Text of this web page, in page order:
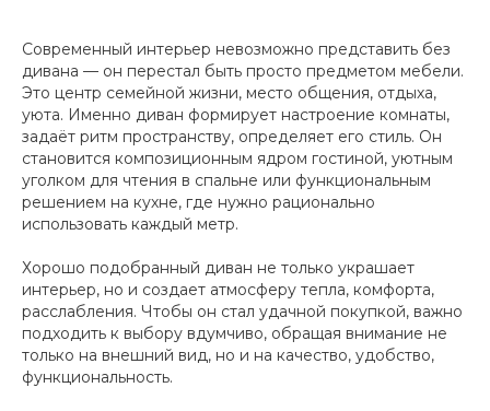
Современный интерьер невозможно представить без
дивана — он перестал быть просто предметом мебели.
Это центр семейной жизни, место общения, отдыха,
уюта. Именно диван формирует настроение комнаты,
задаёт ритм пространству, определяет его стиль. Он
становится композиционным ядром гостиной, уютным
уголком для чтения в спальне или функциональным
решением на кухне, где нужно рационально
использовать каждый метр.
Хорошо подобранный диван не только украшает
интерьер, но и создает атмосферу тепла, комфорта,
расслабления. Чтобы он стал удачной покупкой, важно
подходить к выбору вдумчиво, обращая внимание не
только на внешний вид, но и на качество, удобство,
функциональность.